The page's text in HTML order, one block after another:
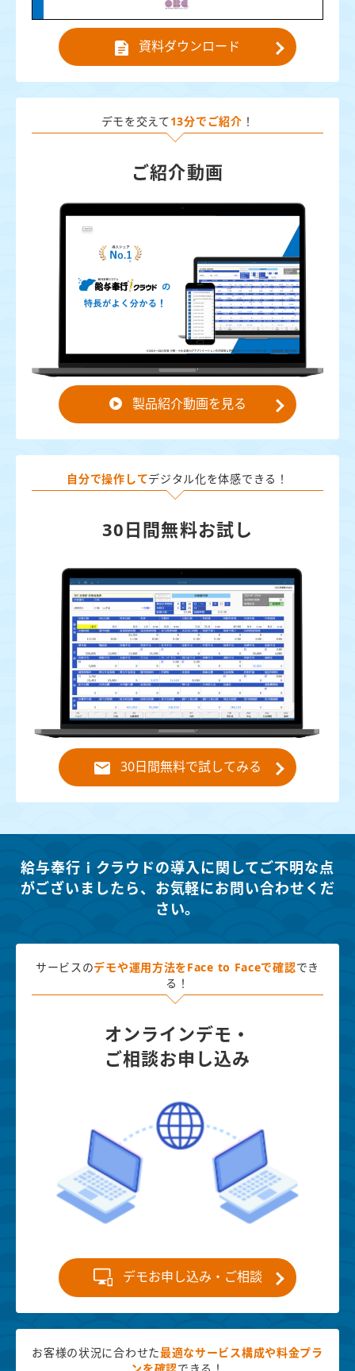
資料ダウンロード
デモを交えて 13分でご紹介 ！
ご紹介動画
製品紹介動画を見る
自分で操作してデジタル化を体感できる！
30日間無料お試し
30日間無料で試してみる
給与奉行ｉクラウドの導入に関してご不明な点
がございましたら、 お気軽にお問い合わせくだ
さい。
サービスのデモや運用方法を Face to Faceで確認 でき
る！
オンラインデモ・
ご相談お申し込み
デモお申し込み・ご相談
お客様の状況に合わせた最適なサービス構成や料金プラ